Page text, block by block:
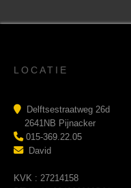
LOCATIE
Delftsestraatweg 26d
2641NB Pijnacker
015-369.22.05
David
KVK : 27214158